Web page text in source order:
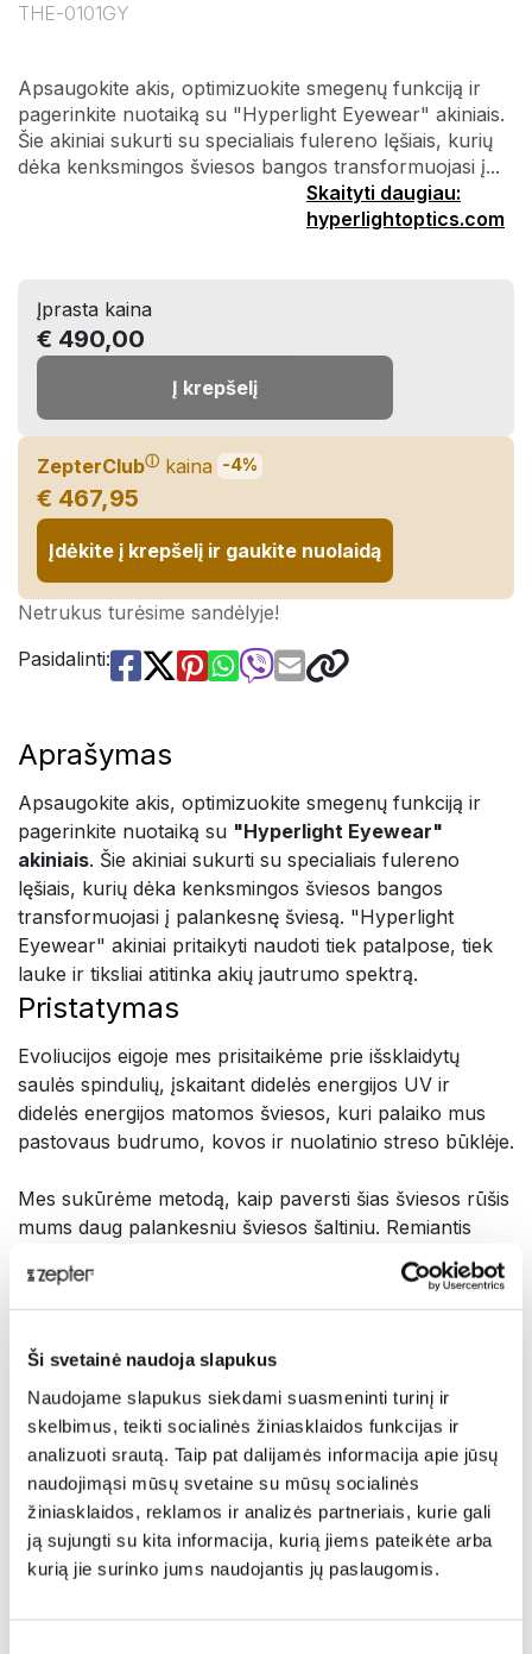
Ši svetainė naudoja slapukus
Naudojame slapukus siekdami suasmeninti turinį ir
skelbimus, teikti socialinės žiniasklaidos funkcijas ir
analizuoti srautą. Taip pat dalijamės informacija apie jūsų
naudojimąsi mūsų svetaine su mūsų socialinės
žiniasklaidos, reklamos ir analizės partneriais, kurie gali
ją sujungti su kita informacija, kurią jiems pateikėte arba
kurią jie surinko jums naudojantis jų paslaugomis.
THE-0101GY
Apsaugokite akis, optimizuokite smegenų funkciją ir
pagerinkite nuotaiką su "Hyperlight Eyewear" akiniais.
Šie akiniai sukurti su specialiais fulereno lęšiais, kurių
dėka kenksmingos šviesos bangos transformuojasi į...
Skaityti daugiau:
hyperlightoptics.com
Įprasta kaina
€ 490,00
Į krepšelį
ZepterClubⓘ kaina -4%
€ 467,95
Įdėkite į krepšelį ir gaukite nuolaidą
Netrukus turėsime sandėlyje!
Pasidalinti:
Aprašymas
Apsaugokite akis, optimizuokite smegenų funkciją ir
pagerinkite nuotaiką su "Hyperlight Eyewear"
akiniais. Šie akiniai sukurti su specialiais fulereno
lęšiais, kurių dėka kenksmingos šviesos bangos
transformuojasi į palankesnę šviesą. "Hyperlight
Eyewear" akiniai pritaikyti naudoti tiek patalpose, tiek
lauke ir tiksliai atitinka akių jautrumo spektrą.
Pristatymas
Evoliucijos eigoje mes prisitaikėme prie išsklaidytų
saulės spindulių, įskaitant didelės energijos UV ir
didelės energijos matomos šviesos, kuri palaiko mus
pastovaus budrumo, kovos ir nuolatinio streso būklėje.
Mes sukūrėme metodą, kaip paversti šias šviesos rūšis
mums daug palankesniu šviesos šaltiniu. Remiantis
mūsų patentuota technologija ir pradiniais moksliniais
bandomaisiais tyrimais, mes rekomenduojame nešioti
"Hyperlight Eyewear" akinius, kadangi jie blokuoja UV
spindulius, saulės ir LCD bei LED ekranų skleidžiamą
mėlyną šviesą ir veikia atpalaiduojamai.
"Hyperlight Eyewear" akinių savybės:
1. Transformuoja UV ir didelės energijos mėlyną
šviesąį žalią, geltoną, oranžinę ir raudoną matomos
šviesos spektrą;
2. Transformuoja Mėlyną LED šviesąį akims patogią
Transformacijos metu UV ir didelės energijos mėlyna